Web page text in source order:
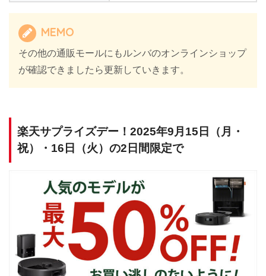
MEMO
その他の通販モールにもルンバのオンラインショップ
が確認できましたら更新していきます。
楽天サプライズデー！2025年9月15日（月・
祝）・16日（火）の2日間限定で